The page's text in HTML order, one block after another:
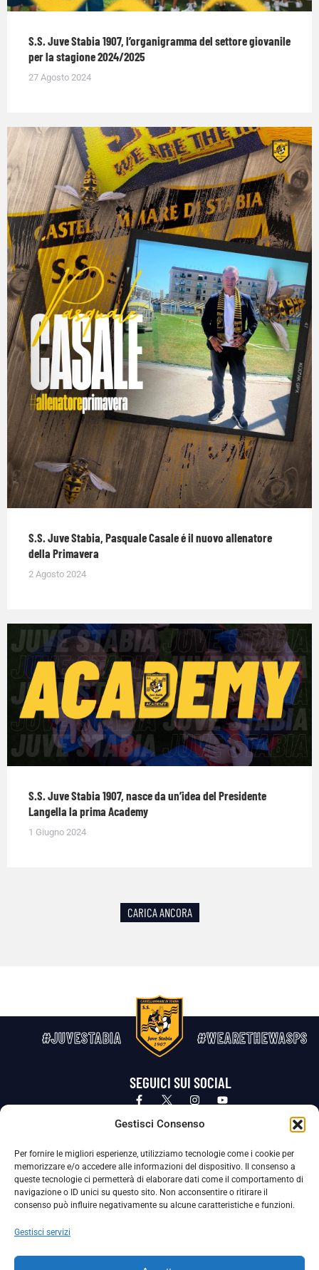
Gestisci Consenso
Per fornire le migliori esperienze, utilizziamo tecnologie come i cookie per
memorizzare e/o accedere alle informazioni del dispositivo. Il consenso a
queste tecnologie ci permetterà di elaborare dati come il comportamento di
navigazione o ID unici su questo sito. Non acconsentire o ritirare il
consenso può influire negativamente su alcune caratteristiche e funzioni.
Gestisci servizi
S.S. Juve Stabia 1907, l’organigramma del settore giovanile
per la stagione 2024/2025
27 Agosto 2024
S.S. Juve Stabia, Pasquale Casale é il nuovo allenatore
della Primavera
2 Agosto 2024
S.S. Juve Stabia 1907, nasce da un’idea del Presidente
Langella la prima Academy
1 Giugno 2024
CARICA ANCORA
#JUVESTABIA #WEARETHEWASPS
SEGUICI SUI SOCIAL
Privacy Policy Cookie Policy
La Società ha nominato il Responsabile della Protezione dei Dati Personali (DPO), figura specializzata che vigila sulle modalità
adottate dalla nostra Società per tutelare i Suoi dati personali.
Per contattare il DPO può scrivere a